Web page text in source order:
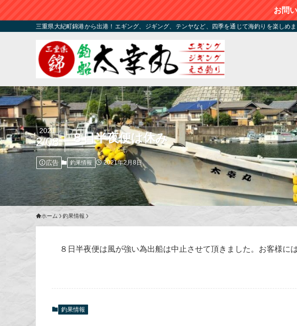
お問
三重県大紀町錦港から出港！エギング、ジギング、テンヤなど、四季を通じて海釣りを楽しめま
８日半夜便は休み
2021
2/08
広告 釣果情報 2021年2月8日
ホーム 釣果情報
８日半夜便は風が強い為出船は中止させて頂きました。お客様に
釣果情報